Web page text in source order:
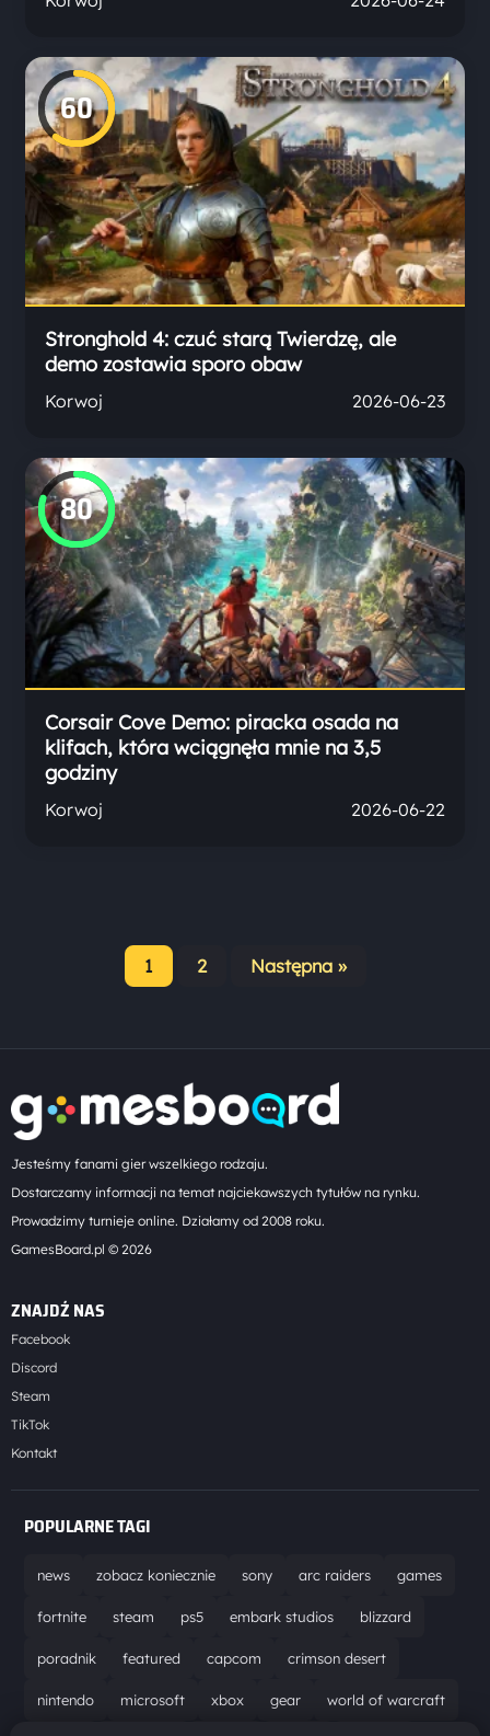
60
Stronghold 4: czuć starą Twierdzę, ale
demo zostawia sporo obaw
Korwoj 2026-06-23
80
Corsair Cove Demo: piracka osada na
klifach, która wciągnęła mnie na 3,5
godziny
Korwoj 2026-06-22
Stronicowanie
1 2 Następna »
Jesteśmy fanami gier wszelkiego rodzaju.
Dostarczamy informacji na temat najciekawszych tytułów na rynku.
Prowadzimy turnieje online. Działamy od 2008 roku.
GamesBoard.pl © 2026
ZNAJDŹ NAS
Facebook
Discord
Steam
TikTok
Kontakt
POPULARNE TAGI
news zobacz koniecznie sony arc raiders games
fortnite steam ps5 embark studios blizzard
poradnik featured capcom crimson desert
nintendo microsoft xbox gear world of warcraft